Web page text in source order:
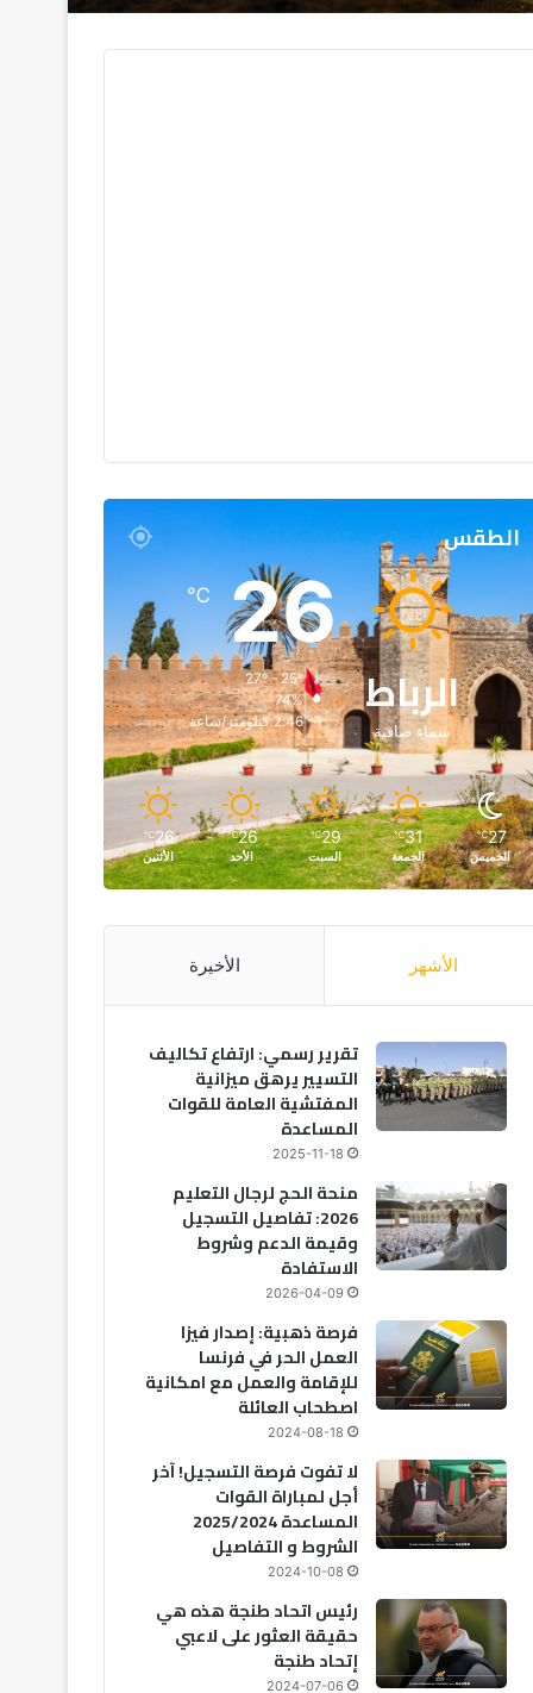
الطقس
الرباط
سماء صافية
26
℃
27º - 25º
74%
2.46 كيلومتر/ساعة
27
℃
الخميس
31
℃
الجمعة
29
℃
السبت
26
℃
الأحد
26
℃
الأثنين
الأشهر الأخيرة
تقرير رسمي: ارتفاع تكاليف
التسيير يرهق ميزانية
المفتشية العامة للقوات
المساعدة
2025-11-18
منحة الحج لرجال التعليم
2026: تفاصيل التسجيل
وقيمة الدعم وشروط
الاستفادة
2026-04-09
فرصة ذهبية: إصدار فيزا
العمل الحر في فرنسا
للإقامة والعمل مع امكانية
اصطحاب العائلة
2024-08-18
لا تفوت فرصة التسجيل! آخر
أجل لمباراة القوات
المساعدة 2025/2024
الشروط و التفاصيل
2024-10-08
رئيس اتحاد طنجة هذه هي
حقيقة العثور على لاعبي
إتحاد طنجة
2024-07-06